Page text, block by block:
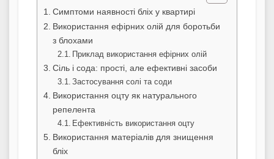
Симптоми наявності бліх у квартирі
Використання ефірних олій для боротьби
з блохами
Приклад використання ефірних олій
Сіль і сода: прості, але ефективні засоби
Застосування солі та соди
Використання оцту як натурального
репелента
Ефективність використання оцту
Використання матеріалів для знищення
бліх